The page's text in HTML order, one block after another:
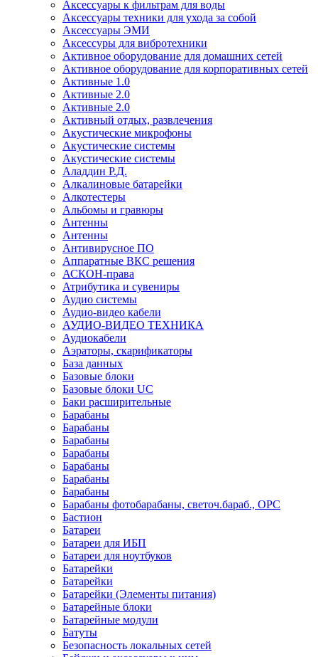
Аксессуары к фильтрам для воды
Аксессуары техники для ухода за собой
Аксессуары ЭМИ
Аксессуры для вибротехники
Активное оборудование для домашних сетей
Активное оборудование для корпоративных сетей
Активные 1.0
Активные 2.0
Активные 2.0
Активный отдых, развлечения
Акустические микрофоны
Акустические системы
Акустические системы
Аладдин Р.Д.
Алкалиновые батарейки
Алкотестеры
Альбомы и гравюры
Антенны
Антенны
Антивирусное ПО
Аппаратные ВКС решения
АСКОН-права
Атрибутика и сувениры
Аудио системы
Аудио-видео кабели
АУДИО-ВИДЕО ТЕХНИКА
Аудиокабели
Аэраторы, скарификаторы
База данных
Базовые блоки
Базовые блоки UC
Баки расширительные
Барабаны
Барабаны
Барабаны
Барабаны
Барабаны
Барабаны
Барабаны
Барабаны фотобарабаны, светоч.бараб., OPC
Бастион
Батареи
Батареи для ИБП
Батареи для ноутбуков
Батарейки
Батарейки
Батарейки (Элементы питания)
Батарейные блоки
Батарейные модули
Батуты
Безопасность локальных сетей